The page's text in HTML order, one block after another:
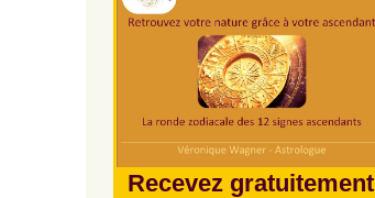
Recevez gratuitement